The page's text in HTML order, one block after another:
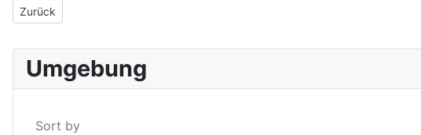
Vorheriger Beitrag: Passau Freudenhain um 1911
Zurück
Umgebung
Sort by